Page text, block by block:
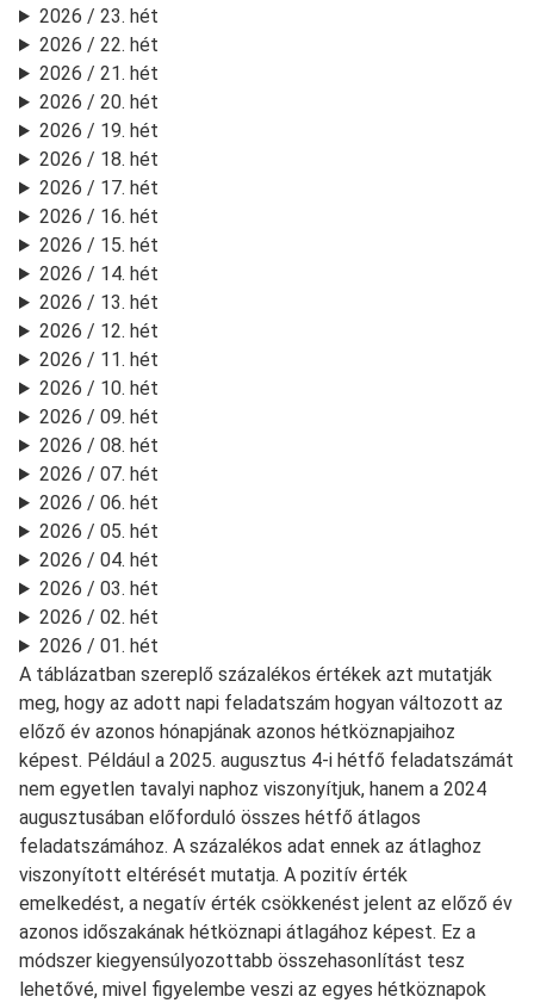
2026 / 23. hét
2026 / 22. hét
2026 / 21. hét
2026 / 20. hét
2026 / 19. hét
2026 / 18. hét
2026 / 17. hét
2026 / 16. hét
2026 / 15. hét
2026 / 14. hét
2026 / 13. hét
2026 / 12. hét
2026 / 11. hét
2026 / 10. hét
2026 / 09. hét
2026 / 08. hét
2026 / 07. hét
2026 / 06. hét
2026 / 05. hét
2026 / 04. hét
2026 / 03. hét
2026 / 02. hét
2026 / 01. hét
A táblázatban szereplő százalékos értékek azt mutatják
meg, hogy az adott napi feladatszám hogyan változott az
előző év azonos hónapjának azonos hétköznapjaihoz
képest. Például a 2025. augusztus 4-i hétfő feladatszámát
nem egyetlen tavalyi naphoz viszonyítjuk, hanem a 2024
augusztusában előforduló összes hétfő átlagos
feladatszámához. A százalékos adat ennek az átlaghoz
viszonyított eltérését mutatja. A pozitív érték
emelkedést, a negatív érték csökkenést jelent az előző év
azonos időszakának hétköznapi átlagához képest. Ez a
módszer kiegyensúlyozottabb összehasonlítást tesz
lehetővé, mivel figyelembe veszi az egyes hétköznapok